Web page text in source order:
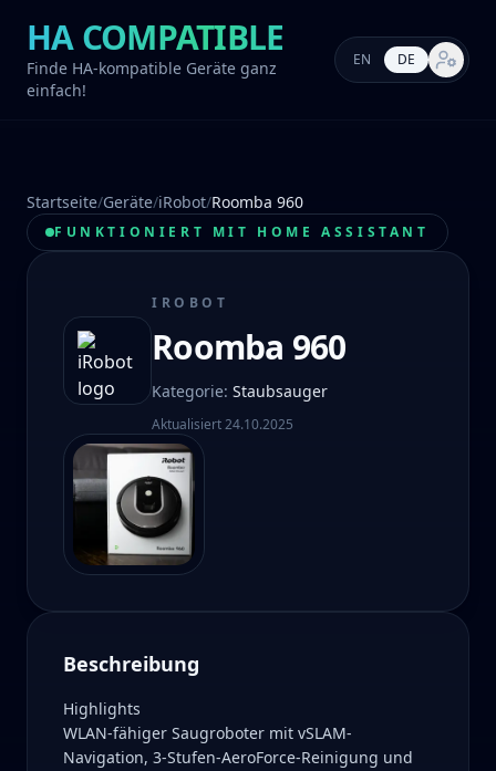
HA COMPATIBLE
Finde HA-kompatible Geräte ganz
einfach!
EN DE Markt-
Startseite/Geräte/iRobot/Roomba 960
FUNKTIONIERT MIT HOME ASSISTANT
IROBOT
Roomba 960
Kategorie: Staubsauger
Aktualisiert24.10.2025
Beschreibung
Highlights
WLAN-fähiger Saugroboter mit vSLAM-
Navigation, 3-Stufen-AeroForce-Reinigung und